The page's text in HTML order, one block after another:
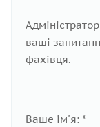
ваші
фахівця.
Ваше ім'я: *